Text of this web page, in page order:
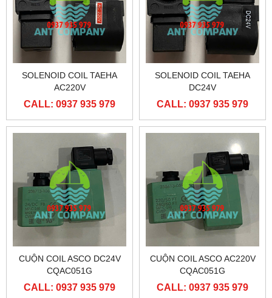
SOLENOID COIL TAEHA
AC220V
CALL: 0937 935 979
SOLENOID COIL TAEHA
DC24V
CALL: 0937 935 979
CUỘN COIL ASCO DC24V
CQAC051G
CALL: 0937 935 979
CUỘN COIL ASCO AC220V
CQAC051G
CALL: 0937 935 979